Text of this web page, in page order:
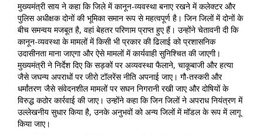
मुख्यमंत्री साय ने कहा कि जिले में कानून-व्यवस्था बनाए रखने में कलेक्टर और
पुलिस अधीक्षक दोनों की भूमिका समान रूप से महत्वपूर्ण है। जिन जिलों में दोनों के
बीच समन्वय मजबूत है, वहां बेहतर परिणाम प्राप्त हुए हैं। उन्होंने चेतावनी दी कि
कानून-व्यवस्था के मामलों में किसी भी प्रकार की ढिलाई को प्रशासनिक
उदासीनता माना जाएगा और ऐसे मामलों में कार्यवाही सुनिश्चित की जाएगी।
मुख्यमंत्री ने निर्देश दिए कि सड़कों पर अव्यवस्था फैलाने, चाकूबाजी और हत्या
जैसे जघन्य अपराधों पर जीरो टॉलरेंस नीति अपनाई जाए। गौ-तस्करी और
धर्मांतरण जैसे संवेदनशील मामलों पर सघन निगरानी रखी जाए और दोषियों के
विरुद्ध कठोर कार्रवाई की जाए। उन्होंने कहा कि जिन जिलों ने अपराध नियंत्रण में
उल्लेखनीय सुधार किया है, उनके अनुभवों को अन्य जिलों में मॉडल के रूप में लागू
किया जाए।